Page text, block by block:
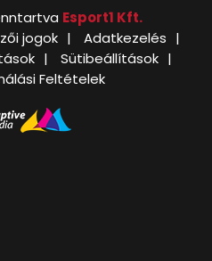
Esport1 Kft.
jogok
Adatkezelés
Sütibeállítások
Feltételek